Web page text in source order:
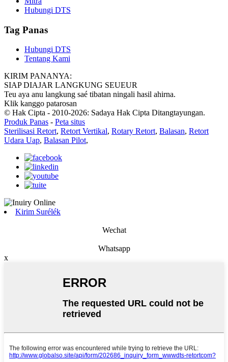
Hubungi DTS
Tag Panas
Hubungi DTS
Tentang Kami
KIRIM PANANYA:
SIAP DIAJAR LANGKUNG SEUEUR
Teu aya anu langkung saé tibatan ningali hasil ahirna.
Klik kanggo patarosan
© Hak Cipta - 2010-2026: Sadaya Hak Cipta Ditangtayungan.
Produk Panas - Peta situs
Sterilisasi Retort, Retort Vertikal, Rotary Retort, Balasan, Retort
Udara Uap, Balasan Pilot,
Kirim Surélék
Wechat
Whatsapp
x